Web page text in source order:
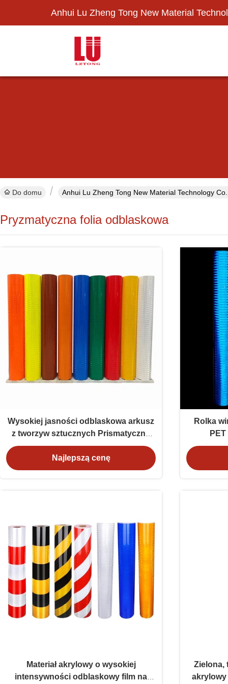
Anhui Lu Zheng Tong New Material
Do domu Anhui Lu Zheng Tong New Material Technology
Pryzmatyczna folia odblaskowa
Wysokiej jasności odblaskowa arkusz
z tworzyw sztucznych Prismatyczna
arkusz z tworzyw sztucznych EGP
odblaskowy arkusz z winylu
Najlepszą cenę
Rolka
Materiał akrylowy o wysokiej
intensywności odblaskowy film na
Zielona,
akrylowy